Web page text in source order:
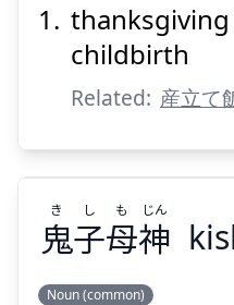
飯
め
Suspend
childbirth
Related: 産立て
鬼子母神
き し も じん
Noun (common)